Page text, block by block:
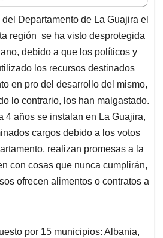
i
l
e
a
d
s
Departamento de La Guajira el
región se ha visto desprotegida
debido a que los políticos y
los recursos destinados
en pro del desarrollo del mismo,
lo contrario, los han malgastado.
4 años se instalan en La Guajira,
cargos debido a los votos
realizan promesas a la
con cosas que nunca cumplirán,
ofrecen alimentos o contratos a
por 15 municipios: Albania,